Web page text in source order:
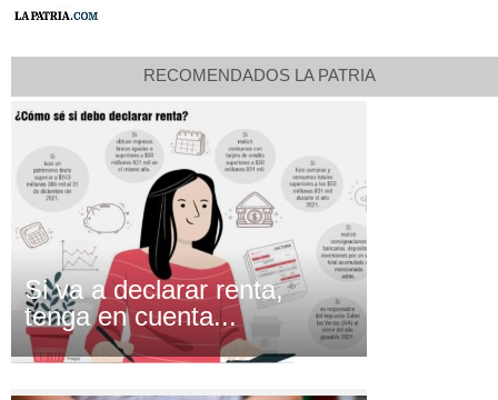
RECOMENDADOS LA PATRIA
Si va a declarar renta,
tenga en cuenta...